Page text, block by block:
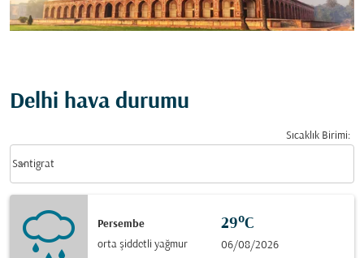
Delhi hava durumu
Sıcaklık Birimi:
Santigrat
keyboard_arrow_down
Persembe
orta şiddetli yağmur
29°C
06/08/2026